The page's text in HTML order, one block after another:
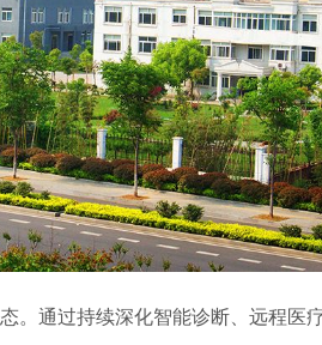
。通过持续深化智能诊断、远程医